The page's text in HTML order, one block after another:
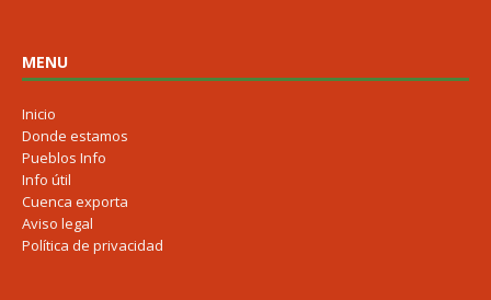
MENU
Inicio
Donde estamos
Pueblos Info
Info útil
Cuenca exporta
Aviso legal
Política de privacidad